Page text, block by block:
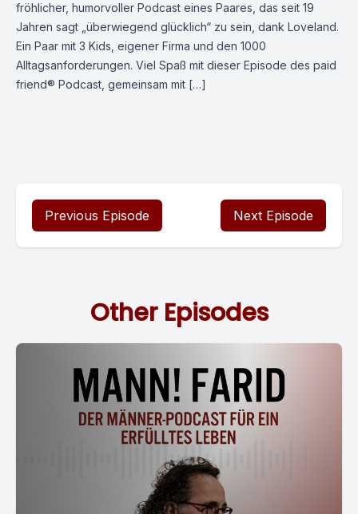
fröhlicher, humorvoller Podcast eines Paares, das seit 19
Jahren sagt „überwiegend glücklich“ zu sein, dank Loveland.
Ein Paar mit 3 Kids, eigener Firma und den 1000
Alltagsanforderungen. Viel Spaß mit dieser Episode des paid
friend® Podcast, gemeinsam mit […]
Previous Episode Next Episode
Other Episodes